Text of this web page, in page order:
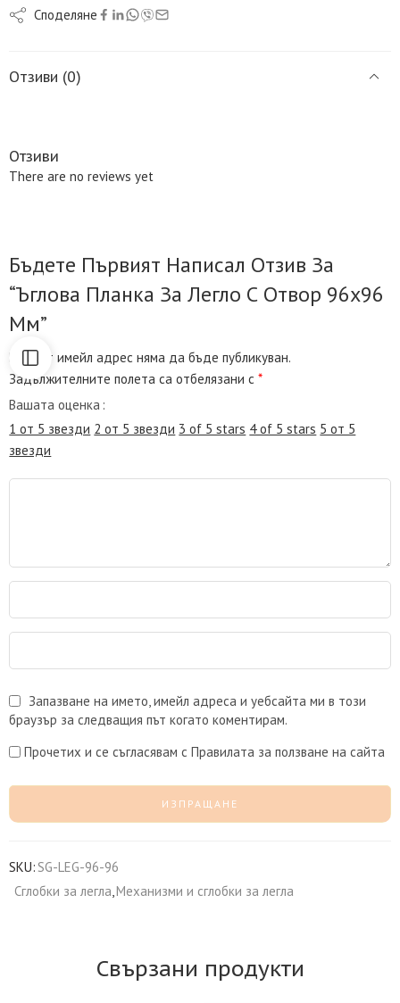
Споделяне
Отзиви (0)
Отзиви
There are no reviews yet
Бъдете Първият Написал Отзив За
“Ъглова Планка За Легло С Отвор 96х96
Мм”
Вашият имейл адрес няма да бъде публикуван.
Задължителните полета са отбелязани с*
Вашата оценка
1 от 5 звезди 2 от 5 звезди 3 of 5 stars 4 of 5 stars 5 от 5
звезди
Запазване на името, имейл адреса и уебсайта ми в този
браузър за следващия път когато коментирам.
Прочетих и се съгласявам с Правилата за ползване на сайта
SKU:SG-LEG-96-96
Сглобки за легла,Механизми и сглобки за легла
Свързани продукти